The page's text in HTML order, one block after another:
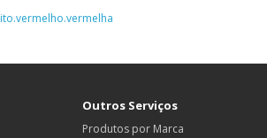
Outros Serviços
Produtos por Marca